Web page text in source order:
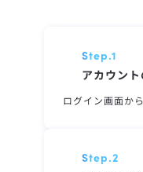
Step.1
アカウン
ログイン画面か
Step.2